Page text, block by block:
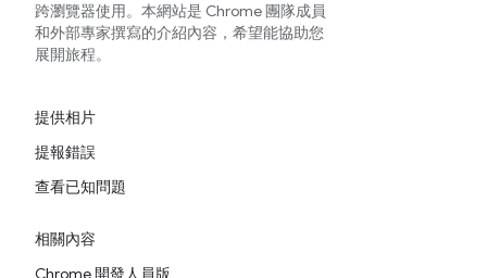
跨瀏覽器使用。本網站是 Chrome 團隊成員
和外部專家撰寫的介紹內容，希望能協助您
展開旅程。
提供相片
提報錯誤
查看已知問題
相關內容
Chrome 開發人員版